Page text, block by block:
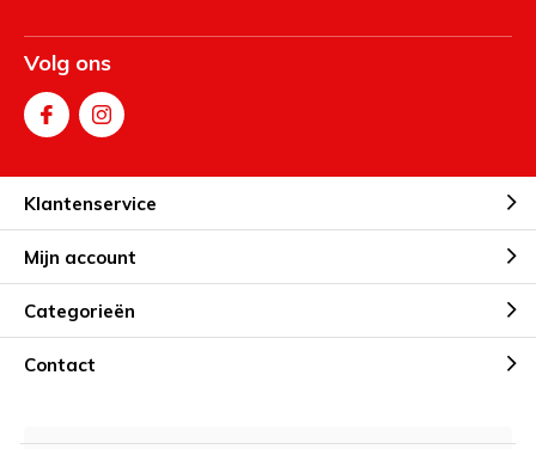
Volg ons
Klantenservice
Mijn account
Categorieën
Contact